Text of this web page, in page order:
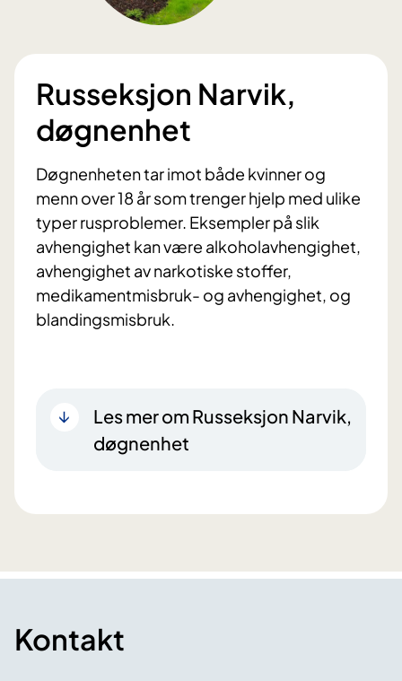
Russeksjon Narvik,
døgnenhet
Døgnenheten tar imot både kvinner og
menn over 18 år som trenger hjelp med ulike
typer rusproblemer. Eksempler på slik
avhengighet kan være alkoholavhengighet,
avhengighet av narkotiske stoffer,
medikamentmisbruk- og avhengighet, og
blandingsmisbruk.
Les mer om Russeksjon Narvik,
døgnenhet
Kontakt